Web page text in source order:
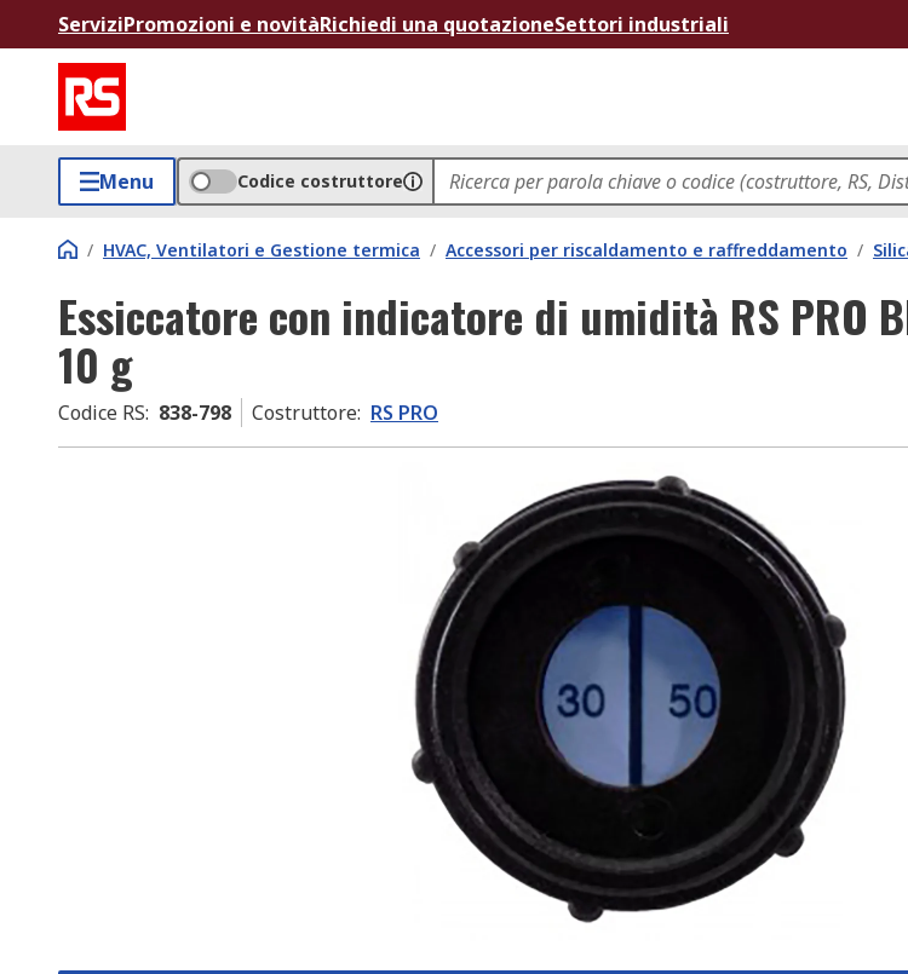
ServiziPromozioni e novitàRichiedi una quotazioneSettori industriali
Menu Codice costruttore
/ HVAC, Ventilatori e Gestione termica / Accessori per riscaldamento e raffreddamento /
Essiccatore con indicatore di umidità RS PRO
10 g
Codice RS: 838-798 Costruttore: RS PRO